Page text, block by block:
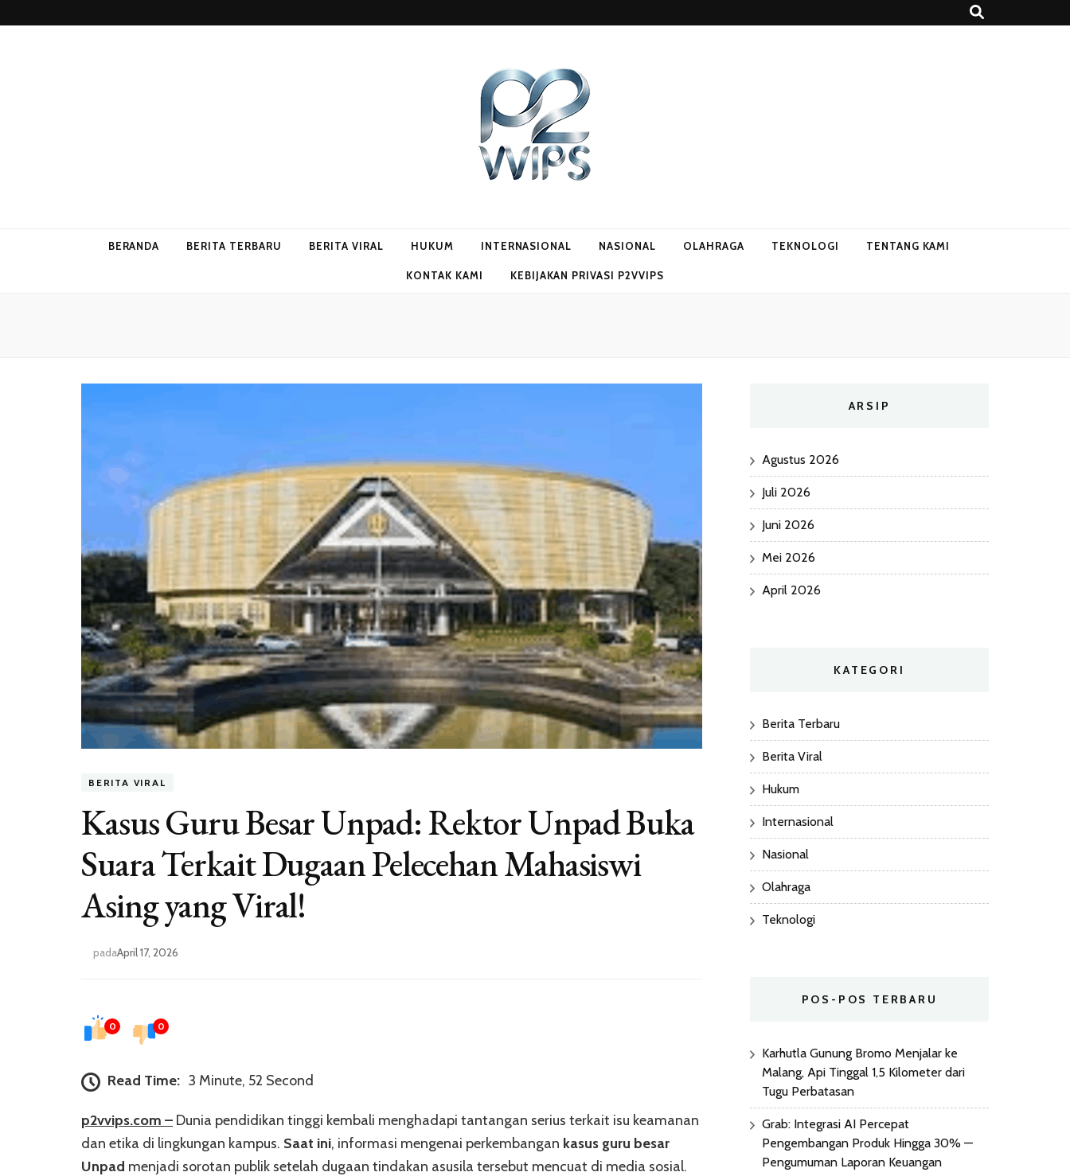
BERANDA BERITA TERBARU BERITA VIRAL HUKUM INTERNASIONAL NASIONAL OLAHRAGA TEKNOLOGI TENTANG KAMI
KONTAK KAMI KEBIJAKAN PRIVASI P2VVIPS
BERITA VIRAL
Kasus Guru Besar Unpad: Rektor Unpad Buka
Suara Terkait Dugaan Pelecehan Mahasiswi
Asing yang Viral!
padaApril 17, 2026
0 0
Read Time: 3 Minute, 52 Second
p2vvips.com – Dunia pendidikan tinggi kembali menghadapi tantangan serius terkait isu keamanan
dan etika di lingkungan kampus. Saat ini, informasi mengenai perkembangan kasus guru besar
Unpad menjadi sorotan publik setelah dugaan tindakan asusila tersebut mencuat di media sosial.
ARSIP
Agustus 2026
Juli 2026
Juni 2026
Mei 2026
April 2026
KATEGORI
Berita Terbaru
Berita Viral
Hukum
Internasional
Nasional
Olahraga
Teknologi
POS-POS TERBARU
Karhutla Gunung Bromo Menjalar ke
Malang, Api Tinggal 1,5 Kilometer dari
Tugu Perbatasan
Grab: Integrasi AI Percepat
Pengembangan Produk Hingga 30% —
Pengumuman Laporan Keuangan